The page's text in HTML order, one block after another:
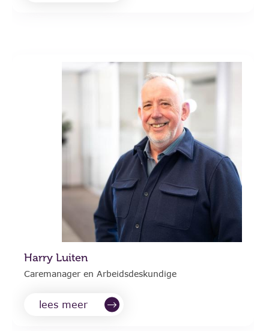
Harry Luiten
Caremanager en Arbeidsdeskundige
lees meer